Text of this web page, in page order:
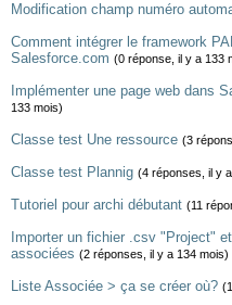
Modification champ numéro
Comment intégrer le framework
Salesforce.com (0 réponse, il y a 133
Implémenter une page web dans
133 mois)
Classe test Une ressource (3
Classe test Plannig (4 réponses, il y
Tutoriel pour archi débutant (11
Importer un fichier .csv "Project"
associées (2 réponses, il y a 134 mois)
Liste Associée > ça se créer où?